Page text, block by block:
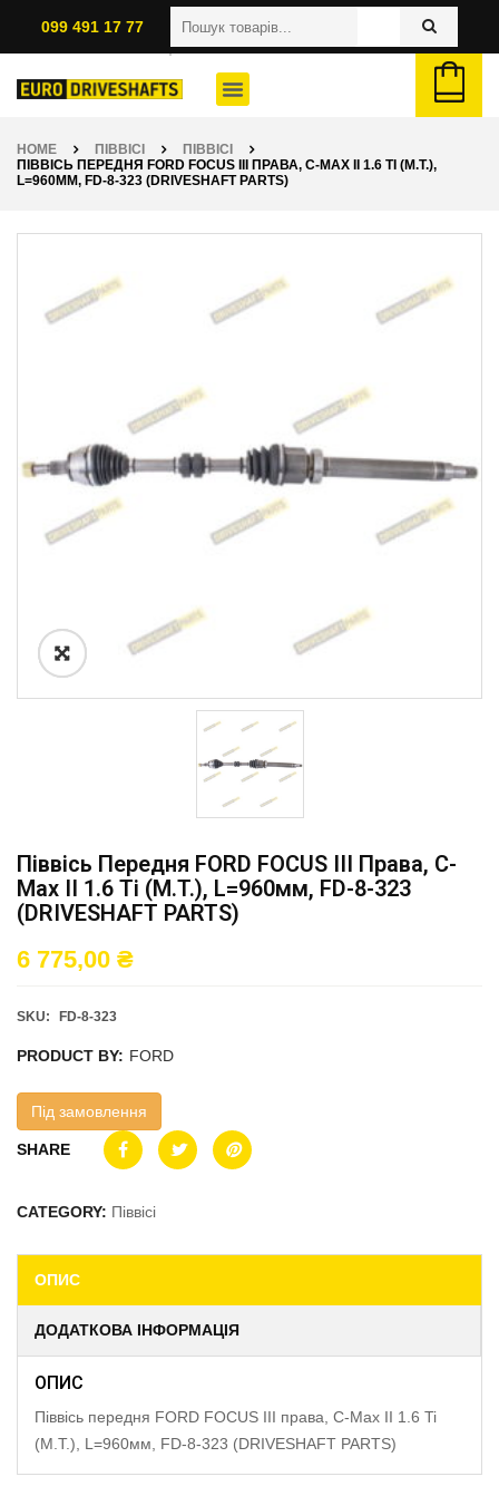
099 491 17 77
HOME ПІВВІСІ
ПІВВІСІ
ПІВВІСЬ ПЕРЕДНЯ FORD FOCUS III ПРАВА, C-MAX II 1.6 TI (M.T.),
L=960ММ, FD-8-323 (DRIVESHAFT PARTS)
Піввісь Передня FORD FOCUS III Права, C-
Max II 1.6 Ti (M.T.), L=960мм, FD-8-323
(DRIVESHAFT PARTS)
6 775,00 ₴
SKU: FD-8-323
PRODUCT BY: FORD
Під замовлення
SHARE
CATEGORY: Піввісі
ОПИС
ДОДАТКОВА ІНФОРМАЦІЯ
ОПИС
Піввісь передня FORD FOCUS III права, C-Max II 1.6 Ti
(M.T.), L=960мм, FD-8-323 (DRIVESHAFT PARTS)